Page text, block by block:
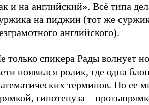
и на английский». Всё типа
на пиджин (тот же
английского).
только спикера Рады волнует
появился ролик, где одна
терминов. По ее
гипотенуза –